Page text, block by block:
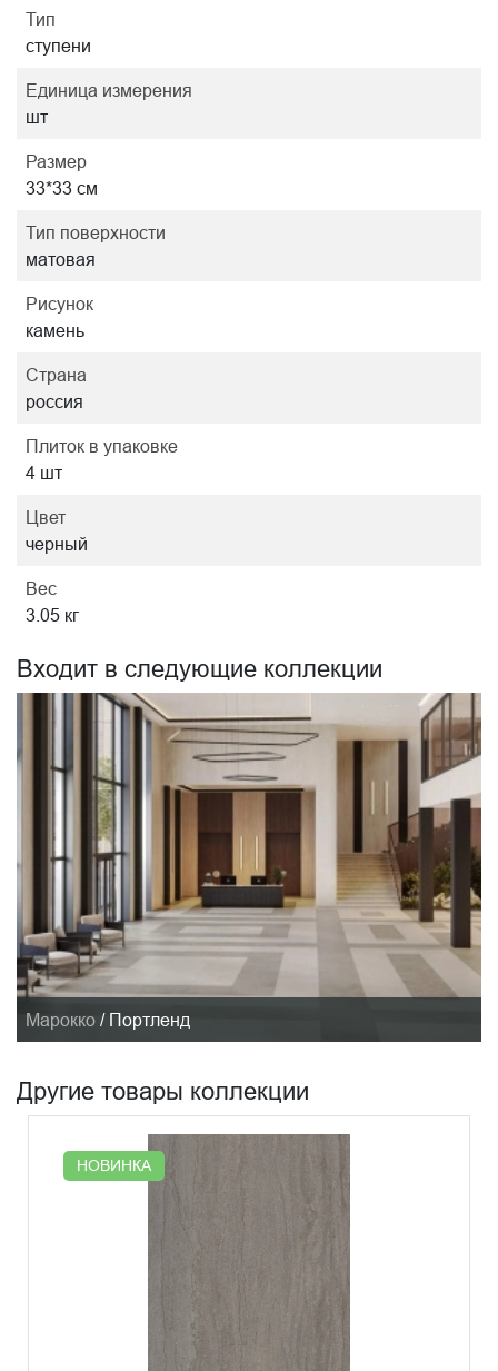
Тип
ступени
Единица измерения
шт
Размер
33*33 см
Тип поверхности
матовая
Рисунок
камень
Страна
россия
Плиток в упаковке
4 шт
Цвет
черный
Вес
3.05 кг
Входит в следующие коллекции
Марокко / Портленд
Другие товары коллекции
НОВИНКА